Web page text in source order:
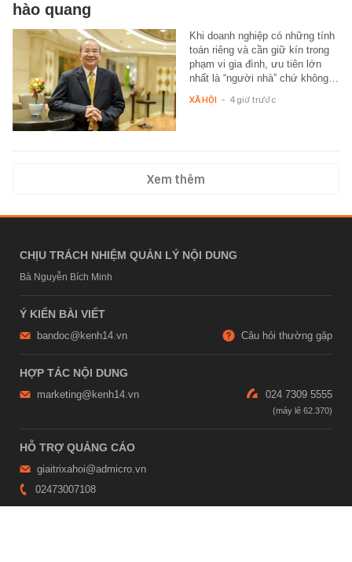
hào quang
Khi doanh nghiệp có những tính
toán riêng và cần giữ kín trong
phạm vi gia đình, ưu tiên lớn
nhất là “người nhà” chứ không…
XÃ HỘI - 4 giờ trước
Xem thêm
CHỊU TRÁCH NHIỆM QUẢN LÝ NỘI DUNG
Bà Nguyễn Bích Minh
Ý KIẾN BÀI VIẾT
bandoc@kenh14.vn Câu hỏi thường gặp
HỢP TÁC NỘI DUNG
marketing@kenh14.vn 024 7309 5555
HỖ TRỢ QUẢNG CÁO
giaitrixahoi@admicro.vn
02473007108